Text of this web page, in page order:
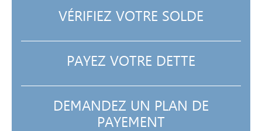
VÉRIFIEZ VOTRE SOLDE
PAYEZ VOTRE DETTE
DEMANDEZ UN PLAN DE
PAYEMENT